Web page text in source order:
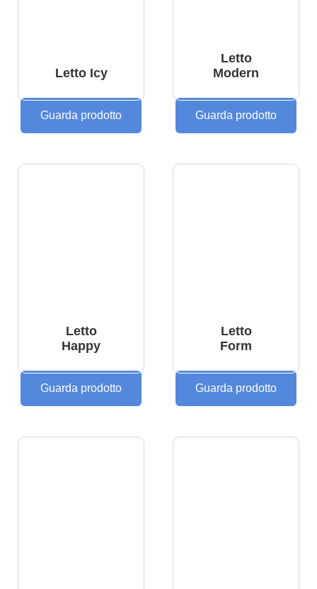
Letto Icy
Guarda prodotto
Letto
Modern
Guarda prodotto
Letto
Happy
Guarda prodotto
Letto
Form
Guarda prodotto